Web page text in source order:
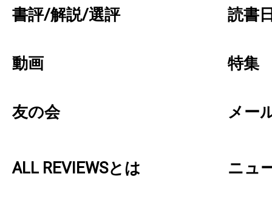
書評/解説/選評 読書
動画 特集
友の会 メー
ALL REVIEWSとは ニュ